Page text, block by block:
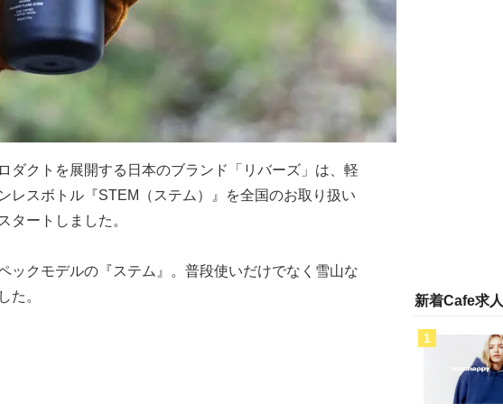
ダクトを展開する日本のブランド「リバーズ」は、軽
レスボトル『STEM（ステム）』を全国のお取り扱い
タートしました。
ックモデルの『ステム』。普段使いだけでなく雪山な
た。
新着Cafe求人